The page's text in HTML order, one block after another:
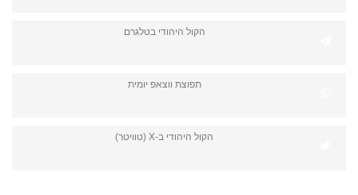
הקול היהודי בטלגרם
תפוצת ווצאפ יומית
הקול היהודי ב-X (טוויטר)